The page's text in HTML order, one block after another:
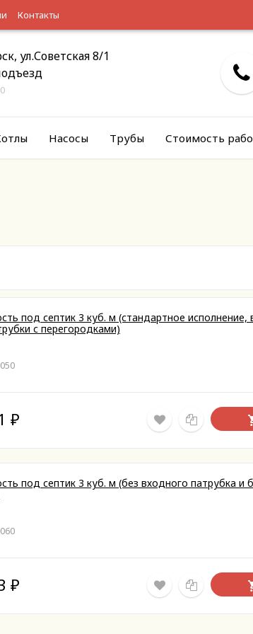
Контакты
ул.Советская 8/1
Насосы Трубы Стоимость
под септик 3 куб. м (стандартное исполнение,
с перегородками)
₽
под септик 3 куб. м (без входного патрубка и
₽